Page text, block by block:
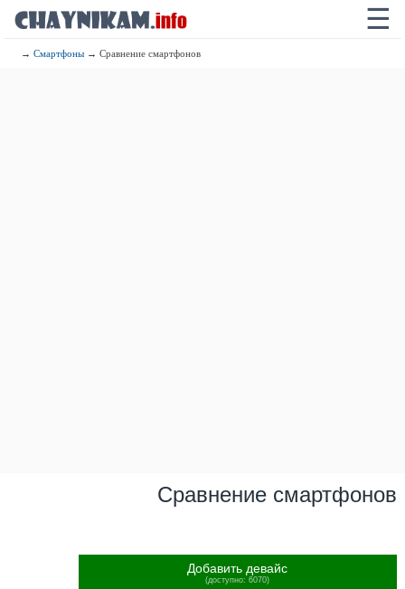
☰
→Смартфоны → Сравнение смартфонов
Сравнение смартфонов
Добавить девайс
(доступно: 6070)